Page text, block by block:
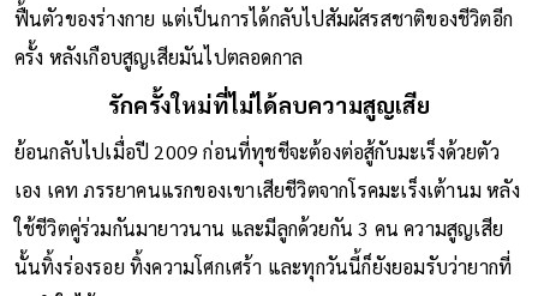
ในแง่นี้ การกลับมากินได้อีกครั้งของเขาจึงไม่ใช่แค่สัญญาณการ
ฟื้นตัวของร่างกาย แต่เป็นการได้กลับไปสัมผัสรสชาติของชีวิตอีก
ครั้ง หลังเกือบสูญเสียมันไปตลอดกาล
รักครั้งใหม่ที่ไม่ได้ลบความสูญเสีย
ย้อนกลับไปเมื่อปี 2009 ก่อนที่ทุชชีจะต้องต่อสู้กับมะเร็งด้วยตัว
เอง เคท ภรรยาคนแรกของเขาเสียชีวิตจากโรคมะเร็งเต้านม หลัง
ใช้ชีวิตคู่ร่วมกันมายาวนาน และมีลูกด้วยกัน 3 คน ความสูญเสีย